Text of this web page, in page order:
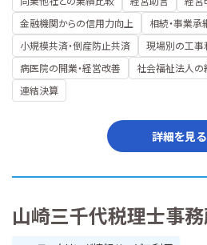
金融機関からの信用力向上
相続・事業承
小規模共済・倒産防止共済
現場別の工事
病医院の開業・経営改善
社会福祉法人の
連結決算
詳細を見る
山崎三千代税理士事